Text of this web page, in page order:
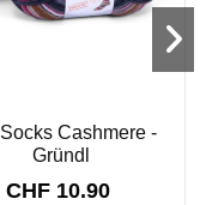
Cashmere -
Gründl
CHF 10.90